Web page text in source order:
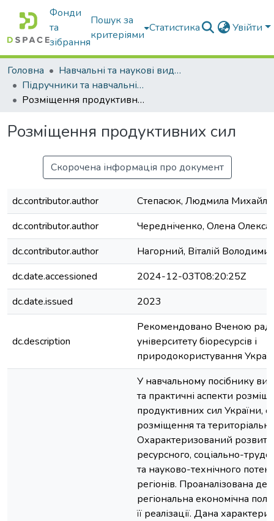
Фонди
та
зібрання
Пошук за
критеріями
Статистика Увійти
Головна
Навчальні та наукові видання
Підручники та навчальні посібники
Розміщення продуктивних сил
Розміщення продуктивних сил
Скорочена інформація про документ
dc.contributor.author
Степасюк, Людмила
dc.contributor.author
Чередніченко, Олена
dc.contributor.author
Нагорний, Віталій
dc.date.accessioned
2024-12-03T08:20:25Z
dc.date.issued
2023
dc.description
Рекомендовано Вченою
університету біоресурсів і
природокористування
У навчальному посібнику
та практичні аспекти
продуктивних сил України,
розміщення та
Охарактеризований
ресурсного, соціально-
та науково-технічного
регіонів. Проаналізована
регіональна економічна
її реалізації. Дана